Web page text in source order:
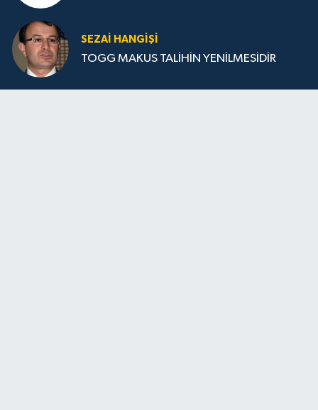
SEZAI HANGİŞİ
TOGG MAKUS TALİHİN YENİLMESİDİR